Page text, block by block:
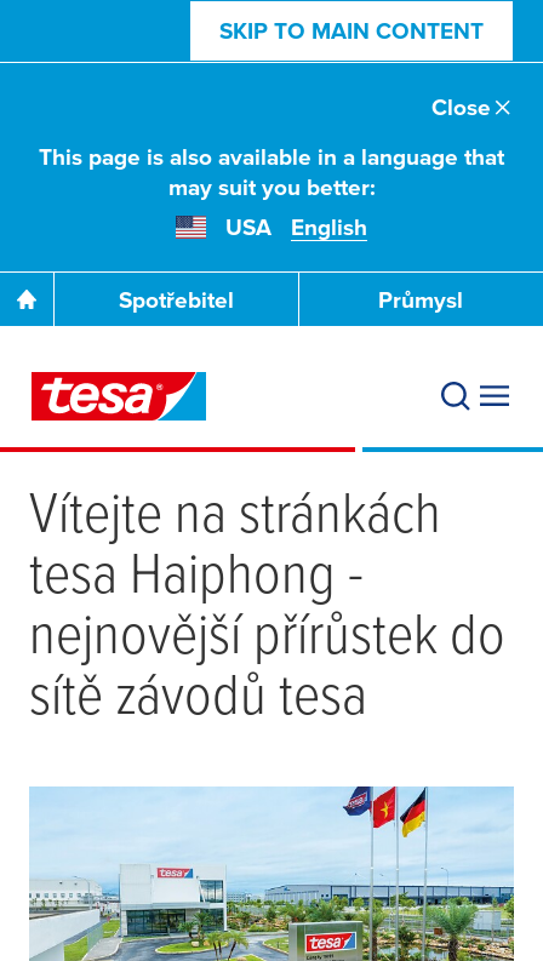
SKIP TO MAIN CONTENT
This page is also available in a language that
may suit you better:
USA
English
Close
Spotřebitel Průmysl
Vítejte na stránkách
tesa Haiphong -
nejnovější přírůstek do
sítě závodů tesa